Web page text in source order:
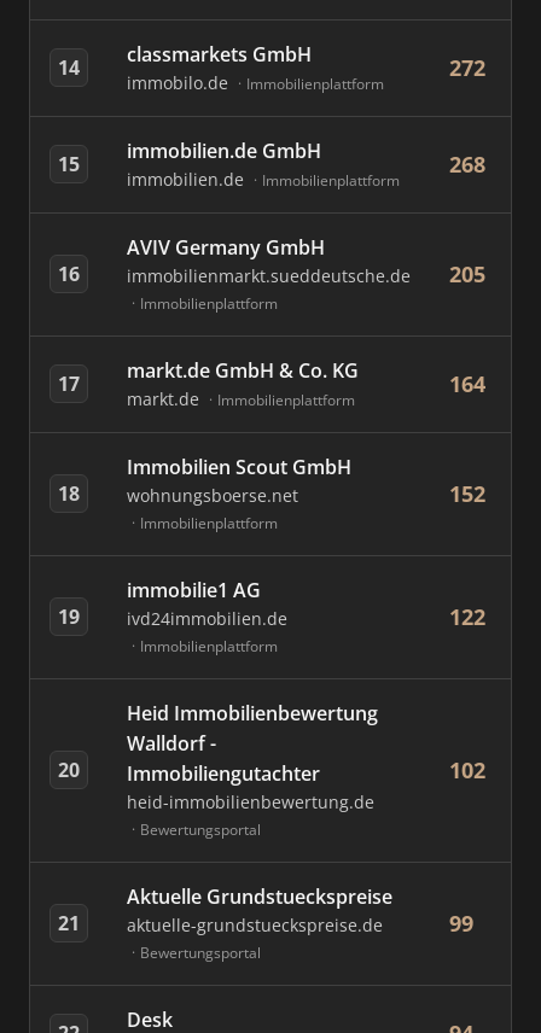
14 classmarkets GmbH
immobilo.de Immobilienplattform
272
15 immobilien.de GmbH
immobilien.de Immobilienplattform
268
16
AVIV Germany GmbH
immobilienmarkt.sueddeutsche.de
Immobilienplattform
205
17 markt.de GmbH & Co. KG
markt.de Immobilienplattform
164
18
Immobilien Scout GmbH
wohnungsboerse.net
Immobilienplattform
152
19
immobilie1 AG
ivd24immobilien.de
Immobilienplattform
122
20
Heid Immobilienbewertung
Walldorf -
Immobiliengutachter
heid-immobilienbewertung.de
Bewertungsportal
102
21
Aktuelle Grundstueckspreise
aktuelle-grundstueckspreise.de
Bewertungsportal
99
Desk